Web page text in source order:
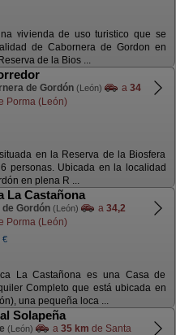
vivienda de uso turistico que se
de Cabornera de Gordon en
de la Bios ...
de Gordón (León) a 34
Porma (León)
en la Reserva de la Biosfera
personas. Ubicada en la localidad
en plena R ...
La Castañona
de Gordón (León) a 34,2
Porma (León)
€
La Castañona es una Casa de
Completo que está ubicada en
una pequeña loca ...
Solapeña
(León) a 35 km de Santa